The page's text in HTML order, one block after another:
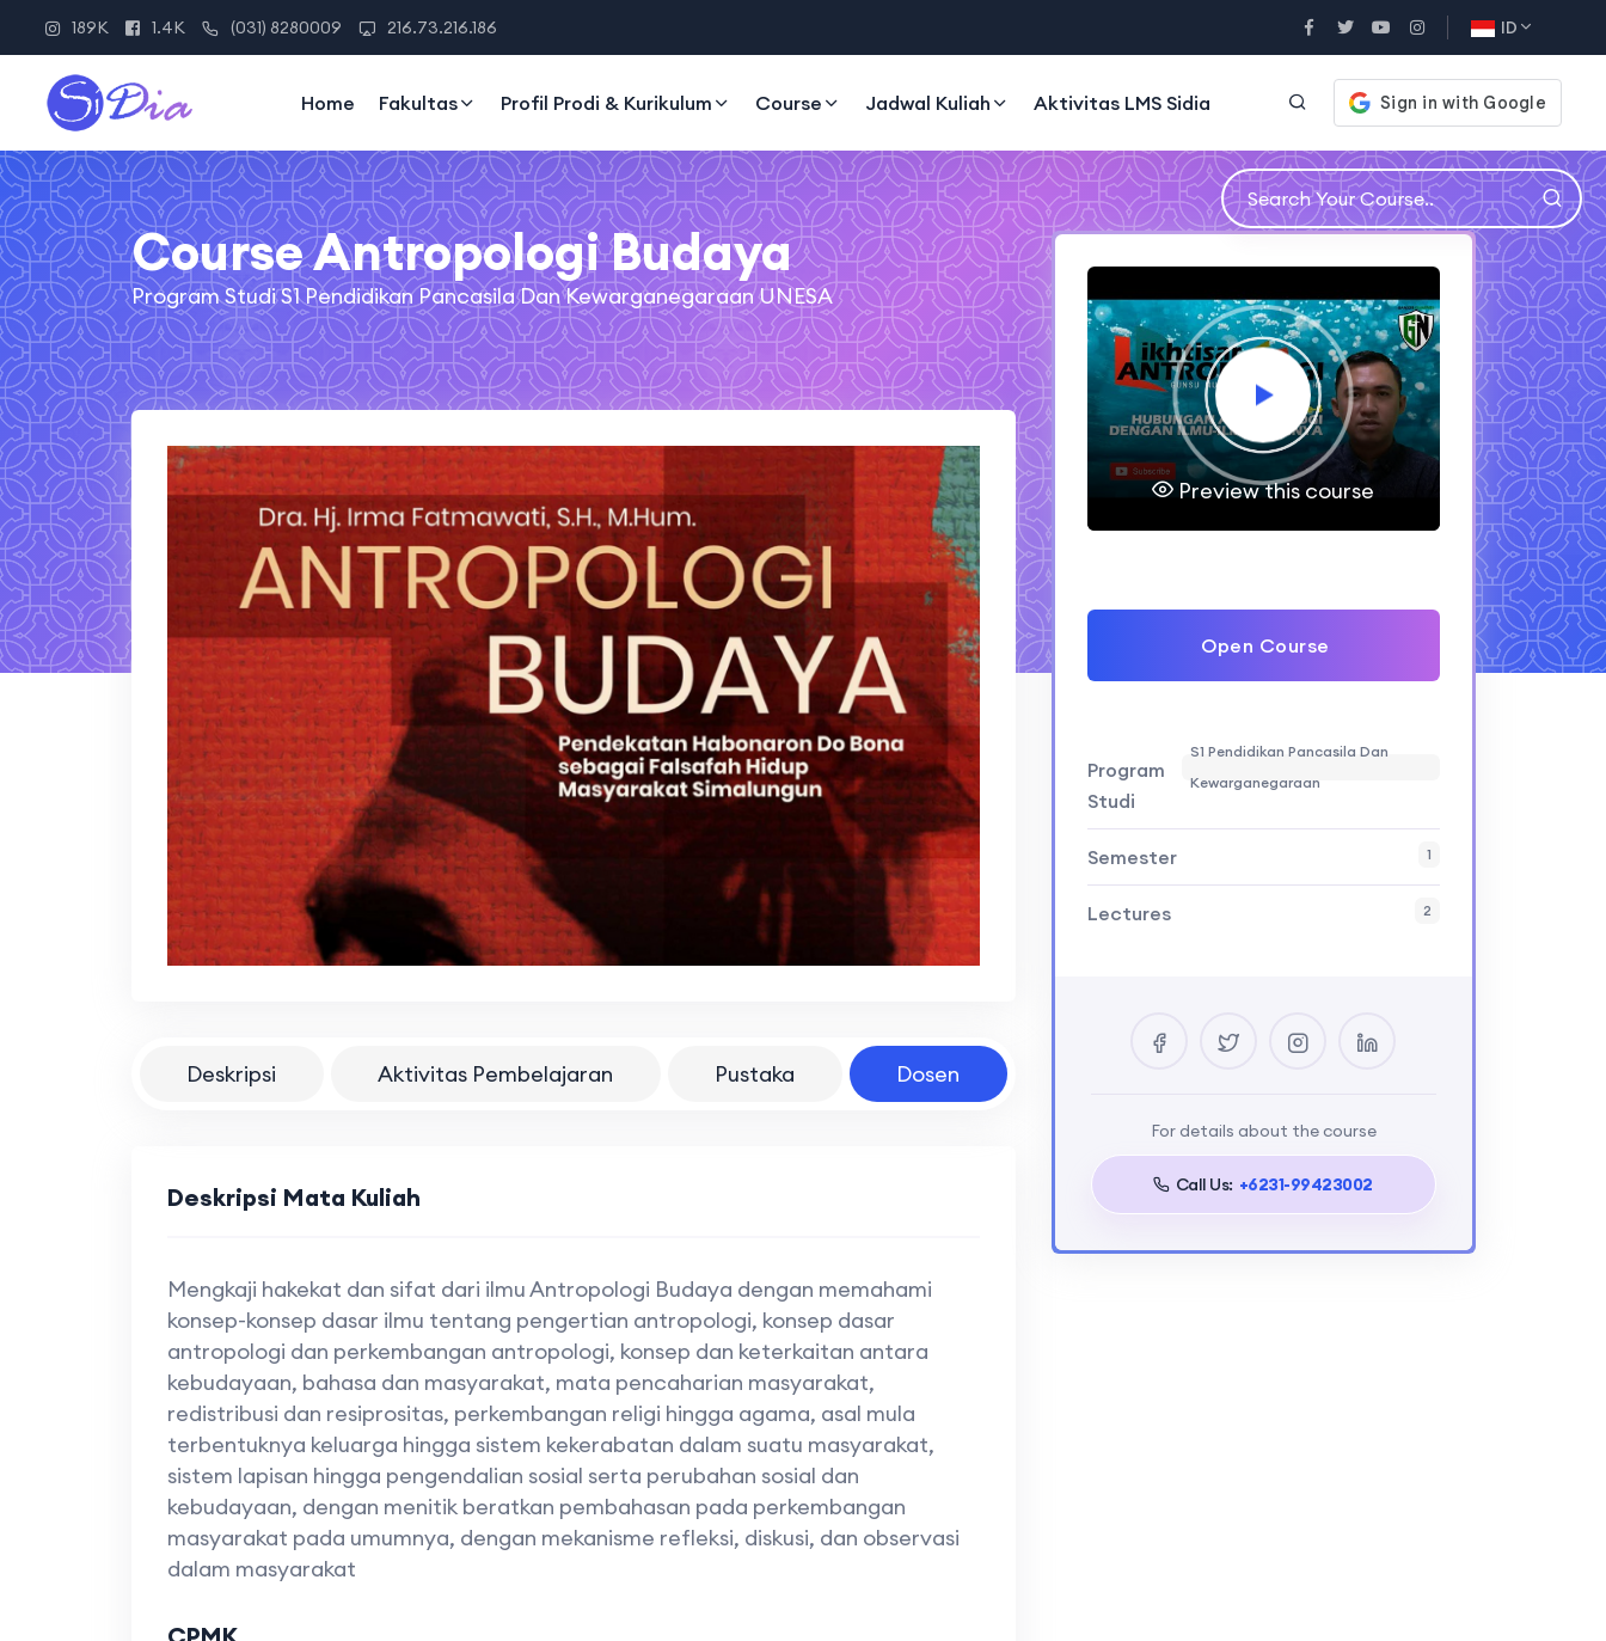
189K 1.4K (031) 8280009 216.73.216.186 ID
Home Fakultas Profil Prodi & Kurikulum Course Jadwal Kuliah Aktivitas LMS Sidia
Course Antropologi Budaya
Program Studi S1 Pendidikan Pancasila Dan Kewarganegaraan UNESA
Deskripsi Aktivitas Pembelajaran Pustaka Dosen
Deskripsi Mata Kuliah
Mengkaji hakekat dan sifat dari ilmu Antropologi Budaya dengan memahami
konsep-konsep dasar ilmu tentang pengertian antropologi, konsep dasar
antropologi dan perkembangan antropologi, konsep dan keterkaitan antara
kebudayaan, bahasa dan masyarakat, mata pencaharian masyarakat,
redistribusi dan resiprositas, perkembangan religi hingga agama, asal mula
terbentuknya keluarga hingga sistem kekerabatan dalam suatu masyarakat,
sistem lapisan hingga pengendalian sosial serta perubahan sosial dan
kebudayaan, dengan menitik beratkan pembahasan pada perkembangan
masyarakat pada umumnya, dengan mekanisme refleksi, diskusi, dan observasi
dalam masyarakat
Preview this course
Open Course
Program
Studi
S1 Pendidikan Pancasila Dan
Kewarganegaraan
Semester 1
Lectures 2
For details about the course
Call Us: +6231-99423002